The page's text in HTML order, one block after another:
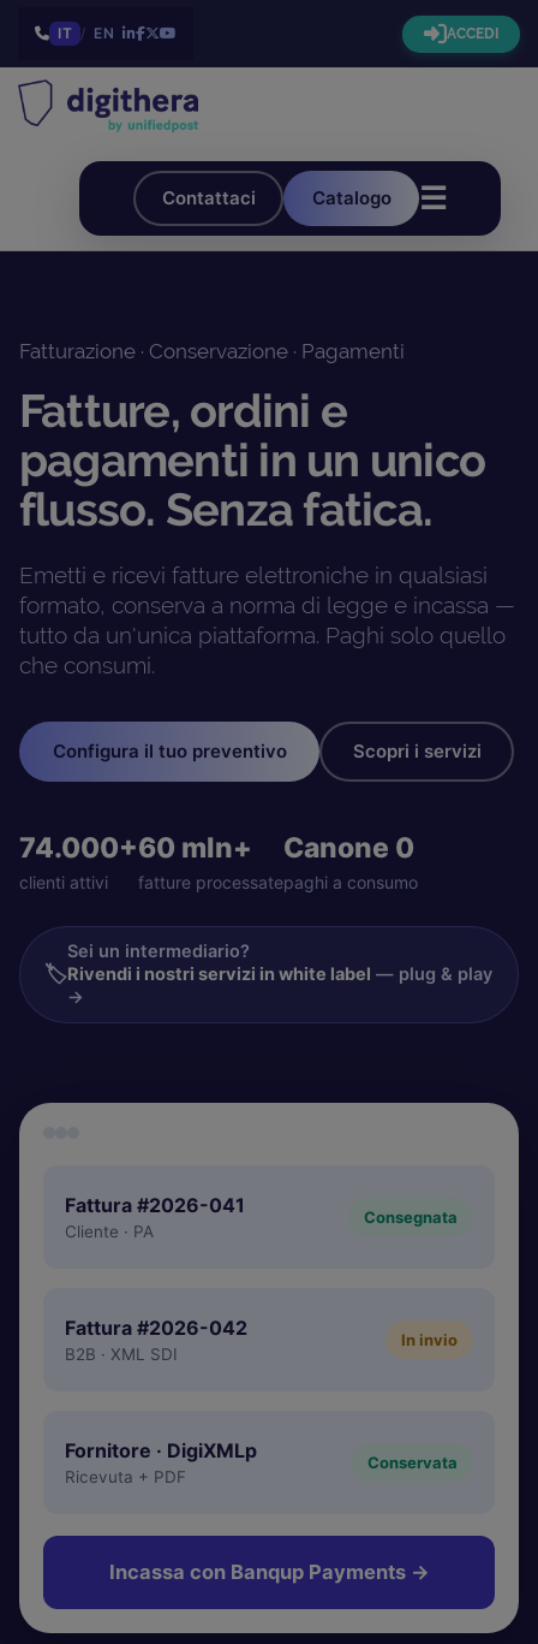
IT / EN ACCEDI
Contattaci Catalogo ☰
Fatturazione · Conservazione · Pagamenti
Fatture, ordini e
pagamenti in un unico
flusso. Senza fatica.
Emetti e ricevi fatture elettroniche in qualsiasi
formato, conserva a norma di legge e incassa —
tutto da un'unica piattaforma. Paghi solo quello
che consumi.
Configura il tuo preventivo Scopri i servizi
74.000+
clienti attivi
60 mln+
fatture processate
Canone 0
paghi a consumo
🏷️
Sei un intermediario?
Rivendi i nostri servizi in white label — plug & play
→
Fattura #2026-041
Cliente · PA
Consegnata
Fattura #2026-042
B2B · XML SDI
In invio
Fornitore · DigiXMLp
Ricevuta + PDF
Conservata
Incassa con Banqup Payments →